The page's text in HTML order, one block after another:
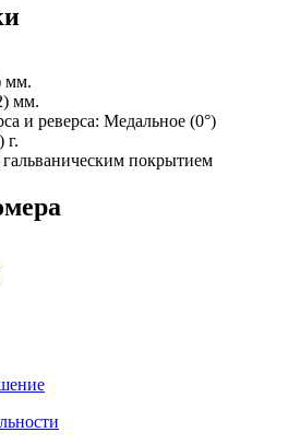
мм.
мм.
и реверса: Медальное (0°)
г.
покрытием